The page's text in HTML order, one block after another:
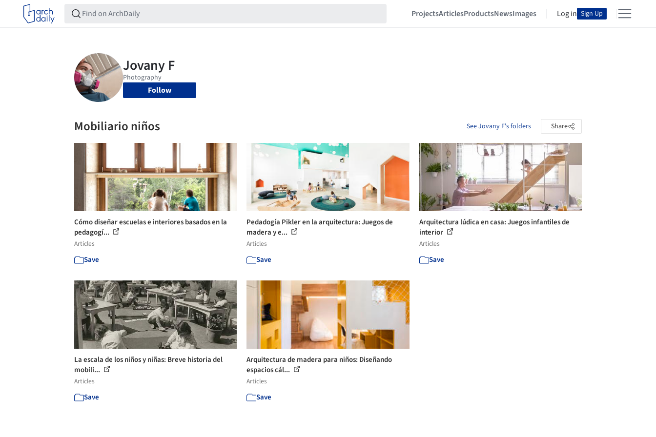
ProjectsArticlesProductsNewsImages Log in Sign Up
Follow
Mobiliario niños See Jovany F's folders Share
Cómo diseñar escuelas e interiores basados en la
pedagogí...
Articles
Save
Pedadogía Pikler en la arquitectura: Juegos de
madera y e...
Articles
Save
Arquitectura lúdica en casa: Juegos infantiles de
interior
Articles
Save
La escala de los niños y niñas: Breve historia del
mobili...
Articles
Save
Arquitectura de madera para niños: Diseñando
espacios cál...
Articles
Save